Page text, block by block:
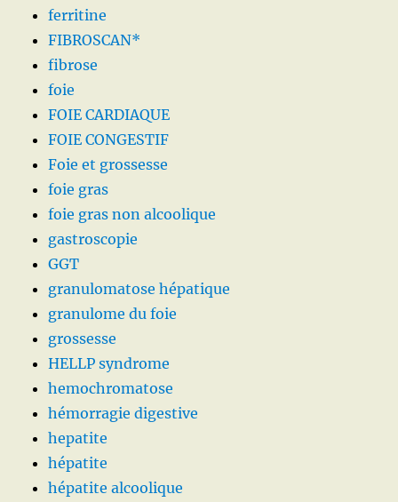
ferritine
FIBROSCAN*
fibrose
foie
FOIE CARDIAQUE
FOIE CONGESTIF
Foie et grossesse
foie gras
foie gras non alcoolique
gastroscopie
GGT
granulomatose hépatique
granulome du foie
grossesse
HELLP syndrome
hemochromatose
hémorragie digestive
hepatite
hépatite
hépatite alcoolique